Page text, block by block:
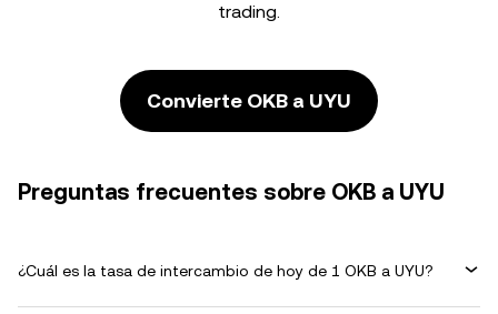
trading.
Convierte OKB a UYU
Preguntas frecuentes sobre OKB a UYU
¿Cuál es la tasa de intercambio de hoy de 1 OKB a UYU?